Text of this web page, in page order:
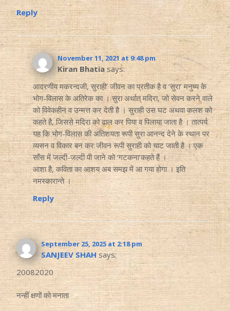
Reply
November 11, 2021 at 9:48 pm
Kiran Bhatia says:
आदरणीय मकरन्दजी, सुराही’ जीवन का प्रतीक है व ‘सुरा’ मनुष्य के
भोग-विलास के अतिरेक का । सुरा अर्थात् मदिरा, जो सेवन करने वाले
को विवेकहीन व उन्मत्त कर देती है । सुराही उस घट अथवा कलश को
कहते है, जिससे मदिरा को ढाल कर पिया व पिलाया जाता है । तात्पर्य
यह कि भोग-विलास की अतिशयता रूपी सुरा आनन्द देने के स्थान पर
व्यसन व विकार बन कर जीवन रूपी सुराही को चाट जाती है । एक
साँस में जल्दी-जल्दी पी जाने को ‘गटकना’कहते हैं ।
आशा है, कविता का आशय अब समझ में आ गया होगा । इति
नमस्कारान्ते ।
Reply
September 25, 2025 at 2:18 pm
SANJEEV SHAH says:
20082020
नन्हीं क्षणों को मनाता